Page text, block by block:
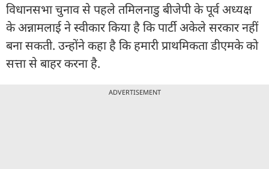
विधानसभा चुनाव से पहले तमिलनाडु बीजेपी के पूर्व अध्यक्ष
के अन्नामलाई ने स्वीकार किया है कि पार्टी अकेले सरकार नहीं
बना सकती. उन्होंने कहा है कि हमारी प्राथमिकता डीएमके को
सत्ता से बाहर करना है.
ADVERTISEMENT